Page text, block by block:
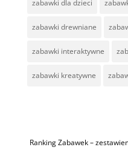
zabawki dla dzieci
zabawki drewniane
zabawki interaktywne
zabawki kreatywne
Ranking Zabawek –